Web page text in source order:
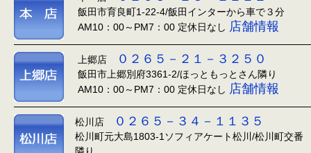
飯田市育良町1-22-4/飯田インターから車で３分
AM10：00～PM7：00 定休日なし 店舗情報
上郷店 ０２６５－２１－３２５０
飯田市上郷別府3361-2/ほっともっとさん隣り
AM10：00～PM7：00 定休日なし 店舗情報
松川店 ０２６５－３４－１１３５
松川町元大島1803-1ソフィアケート松川/松川町交番